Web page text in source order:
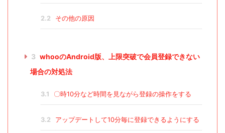
2.2 その他の原因
3 whooのAndroid版、上限突破で会員登録できない
場合の対処法
3.1 〇時10分など時間を見ながら登録の操作をする
3.2 アップデートして10分毎に登録できるようにする